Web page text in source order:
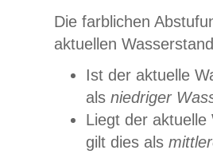
Die farblichen
aktuellen
Ist der aktuelle
als niedriger
Liegt der
gilt dies als